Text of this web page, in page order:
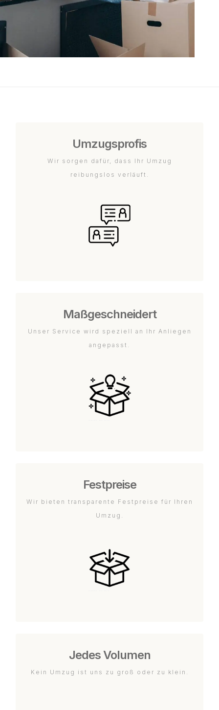
Umzugsprofis
Wir sorgen dafür, dass Ihr Umzug
reibungslos verläuft.
Maßgeschneidert
Unser Service wird speziell an Ihr Anliegen
angepasst.
Festpreise
Wir bieten transparente Festpreise für Ihren
Umzug.
Jedes Volumen
Kein Umzug ist uns zu groß oder zu klein.